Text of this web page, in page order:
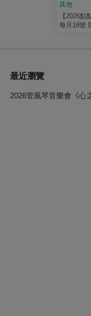
其他
【2026點
每月18號
最近瀏覽
2026管風琴音樂會《心